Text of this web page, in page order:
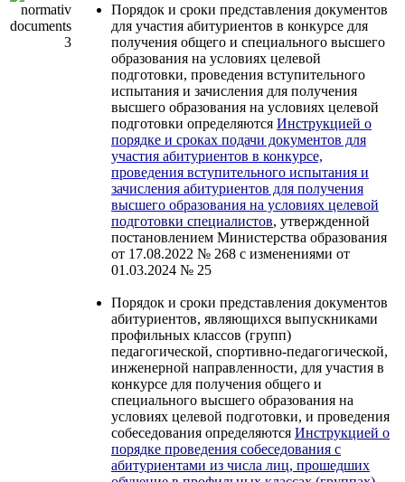
Порядок и сроки представления документов
для участия абитуриентов в конкурсе для
получения общего и специального высшего
образования на условиях целевой
подготовки, проведения вступительного
испытания и зачисления для получения
высшего образования на условиях целевой
подготовки определяются Инструкцией о
порядке и сроках подачи документов для
участия абитуриентов в конкурсе,
проведения вступительного испытания и
зачисления абитуриентов для получения
высшего образования на условиях целевой
подготовки специалистов, утвержденной
постановлением Министерства образования
от 17.08.2022 № 268 с изменениями от
01.03.2024 № 25
Порядок и сроки представления документов
абитуриентов, являющихся выпускниками
профильных классов (групп)
педагогической, спортивно-педагогической,
инженерной направленности, для участия в
конкурсе для получения общего и
специального высшего образования на
условиях целевой подготовки, и проведения
собеседования определяются Инструкцией о
порядке проведения собеседования с
абитуриентами из числа лиц, прошедших